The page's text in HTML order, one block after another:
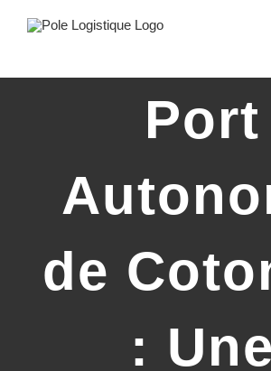
contenu
Port
de
: Une